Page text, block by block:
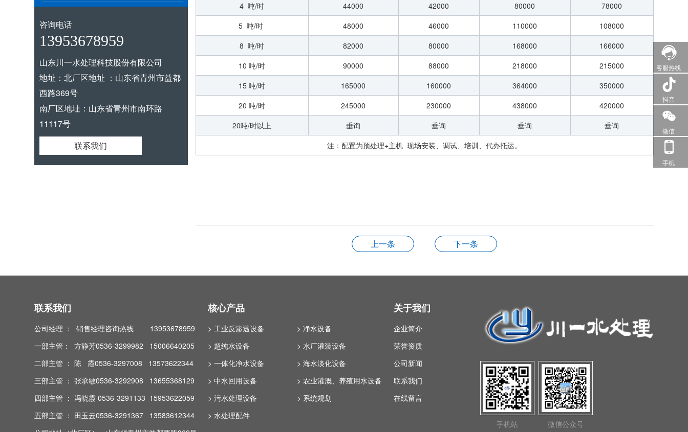
咨询电话
13953678959
山东川一水处理科技股份有限公司
地址：北厂区地址 ：山东省青州市益都
西路369号
南厂区地址：山东省青州市南环路
11117号
联系我们
4 吨/时
44000 42000 80000
78000
5 吨/时
48000 46000 110000
108000
8 吨/时
82000 80000 168000
166000
10 吨/时
90000 88000 218000
215000
15 吨/时
165000 160000 364000
350000
20 吨/时
245000 230000 438000
420000
20吨/时以上
垂询 垂询 垂询
垂询
注：配置为预处理+主机 现场安装、调试、培训、代办托运。
上一条 下一条
联系我们
公司经理 ： 销售经理咨询热线 13953678959
一部主管： 方静芳0536-3299982 15006640205
二部主管 ： 陈 霞0536-3297008 13573622344
三部主管 ： 张承敏0536-3292908 13655368129
四部主管 ： 冯晓霞 0536-3291133 15953622059
五部主管 ： 田玉云0536-3291367 13583612344
核心产品
> 工业反渗透设备
> 净水设备
> 超纯水设备
> 水厂灌装设备
> 一体化净水设备
> 海水淡化设备
> 中水回用设备
> 农业灌溉、养殖用水设备
> 污水处理设备
> 系统规划
> 水处理配件
关于我们
企业简介
荣誉资质
公司新闻
联系我们
在线留言
手机站 微信公众号
客服热线
抖音
微信
手机